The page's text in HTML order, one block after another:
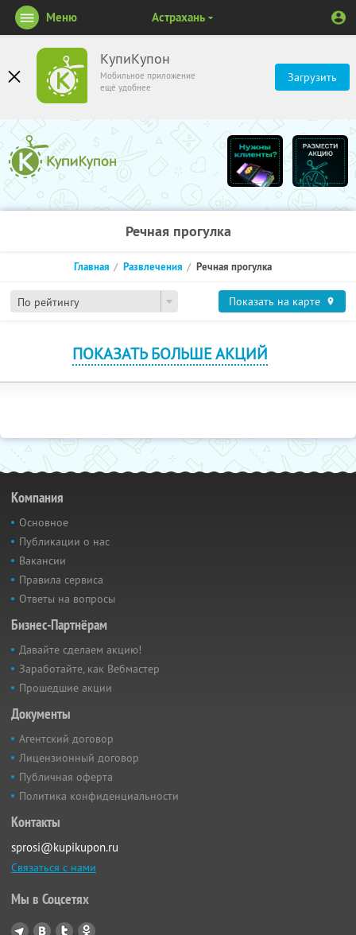
КупиКупон
Мобильное приложение
ещё удобнее
Загрузить
Меню Астрахань
Речная прогулка
По рейтингу
Главная Развлечения Речная прогулка
Показать на карте
ПОКАЗАТЬ БОЛЬШЕ АКЦИЙ
Компания
Основное
Публикации о нас
Вакансии
Правила сервиса
Ответы на вопросы
Бизнес-Партнёрам
Давайте сделаем акцию!
Заработайте, как Вебмастер
Прошедшие акции
Документы
Агентский договор
Лицензионный договор
Публичная оферта
Политика конфиденциальности
Контакты
sprosi@kupikupon.ru
Связаться с нами
Мы в Соцсетях